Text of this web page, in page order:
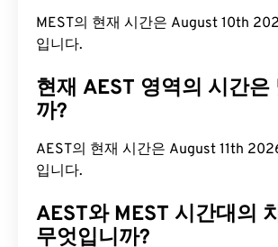
MEST의 현재 시간은 August 10th
pm입니다.
현재 AEST 영역의 시간은
까?
AEST의 현재 시간은 August 11th
입니다.
AEST와 MEST 시간대의
무엇입니까?